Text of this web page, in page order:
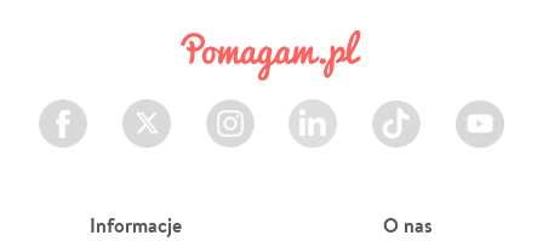
Facebook Twitter Instagram LinkedIn TikTok Youtube
Informacje O nas